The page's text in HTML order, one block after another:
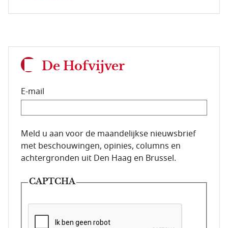
De Hofvijver
E-mail
E-mailadres van de abonnee.
Meld u aan voor de maandelijkse nieuwsbrief
met beschouwingen, opinies, columns en
achtergronden uit Den Haag en Brussel.
CAPTCHA